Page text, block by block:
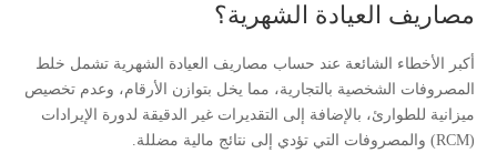
مصاريف العيادة الشهرية؟
أكبر الأخطاء الشائعة عند حساب مصاريف العيادة الشهرية تشمل خلط
المصروفات الشخصية بالتجارية، مما يخل بتوازن الأرقام، وعدم تخصيص
ميزانية للطوارئ، بالإضافة إلى التقديرات غير الدقيقة لدورة الإيرادات
(RCM) والمصروفات التي تؤدي إلى نتائج مالية مضللة.